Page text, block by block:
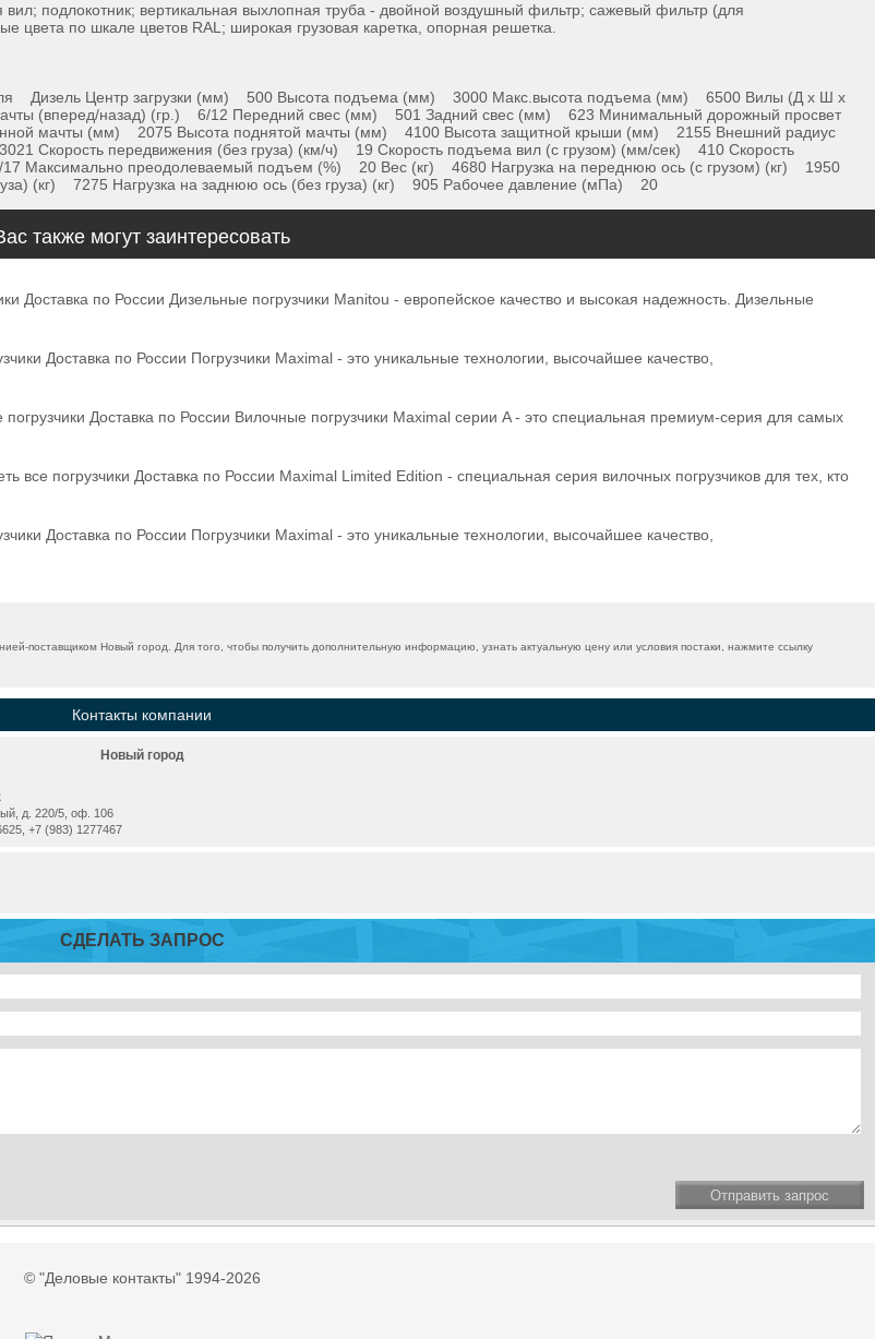
подлокотник; вертикальная выхлопная труба - двойной воздушный фильтр; сажевый фильтр (для
цвета по шкале цветов RAL; широкая грузовая каретка, опорная решетка.
Дизель Центр загрузки (мм) 500 Высота подъема (мм) 3000 Макc.высота подъема (мм) 6500 Вилы (Д х Ш х
(вперед/назад) (гр.) 6/12 Передний свес (мм) 501 Задний свес (мм) 623 Минимальный дорожный просвет
мачты (мм) 2075 Высота поднятой мачты (мм) 4100 Высота защитной крыши (мм) 2155 Внешний радиус
Скорость передвижения (без груза) (км/ч) 19 Скорость подъема вил (с грузом) (мм/сек) 410 Скорость
Максимально преодолеваемый подъем (%) 20 Вес (кг) 4680 Нагрузка на переднюю ось (с грузом) (кг) 1950
(кг) 7275 Нагрузка на заднюю ось (без груза) (кг) 905 Рабочее давление (мПа) 20
также могут заинтересовать
Доставка по России Дизельные погрузчики Manitou - европейское качество и высокая надежность. Дизельные
Доставка по России Погрузчики Maximal - это уникальные технологии, высочайшее качество,
Доставка по России Вилочные погрузчики Maximal серии A - это специальная премиум-серия для самых
погрузчики Доставка по России Maximal Limited Edition - специальная серия вилочных погрузчиков для тех, кто
Доставка по России Погрузчики Maximal - это уникальные технологии, высочайшее качество,
поставщиком Новый город. Для того, чтобы получить дополнительную информацию, узнать актуальную цену или условия постаки, нажмите ссылку
Контакты компании
Новый город
д. 220/5, оф. 106
+7 (983) 1277467
СДЕЛАТЬ ЗАПРОС
Отправить запрос
© "Деловые контакты" 1994-2026